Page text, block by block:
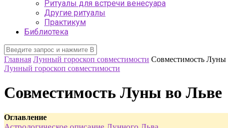
Ритуалы для встречи венесуара
Другие ритуалы
Практикум
Библиотека
Главная Лунный гороскоп совместимости Совместимость Луны
Лунный гороскоп совместимости
Совместимость Луны во Льве
Оглавление